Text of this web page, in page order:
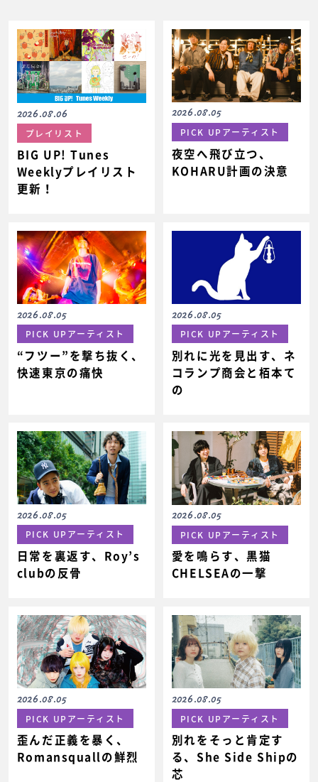
2026.08.06
プレイリスト
BIG UP! Tunes
Weeklyプレイリスト
更新！
2026.08.05
PICK UPアーティスト
夜空へ飛び立つ、
KOHARU計画の決意
2026.08.05
PICK UPアーティスト
“フツー”を撃ち抜く、
快速東京の痛快
2026.08.05
PICK UPアーティスト
別れに光を見出す、ネ
コランプ商会と栢本て
の
2026.08.05
PICK UPアーティスト
日常を裏返す、Roy’s
clubの反骨
2026.08.05
PICK UPアーティスト
愛を鳴らす、黒猫
CHELSEAの一撃
2026.08.05
PICK UPアーティスト
歪んだ正義を暴く、
Romansquallの鮮烈
2026.08.05
PICK UPアーティスト
別れをそっと肯定す
る、She Side Shipの
芯